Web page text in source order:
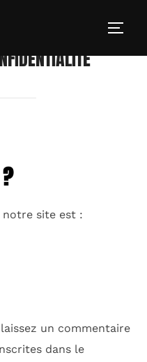
notre site est :
un commentaire
dans le